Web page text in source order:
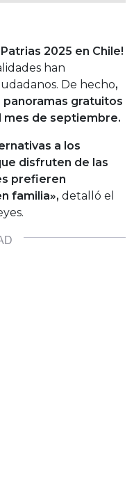
2025 en Chile!
han
De hecho,
panoramas gratuitos
mes de septiembre.
a los
disfruten de las
prefieren
familia», detalló el